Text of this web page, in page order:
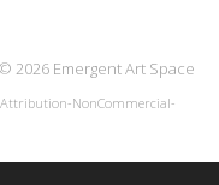
© 2026 Emergent Art Space
Attribution-NonCommercial-